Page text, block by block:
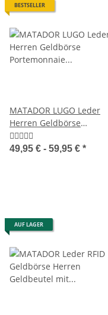
BESTSELLER
MATADOR LUGO Leder
Herren Geldbörse
Portemonnaie Brieftasche
49,95 € - 59,95 € *
AUF LAGER